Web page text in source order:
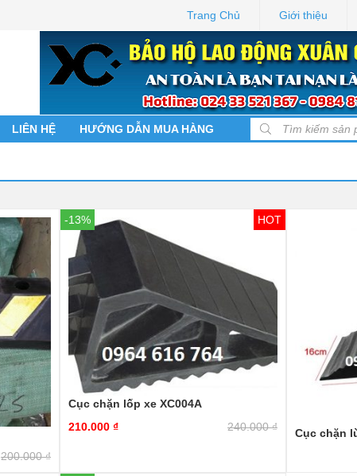
Trang Chủ Giới thiệu
LIÊN HỆ HƯỚNG DẪN MUA HÀNG Products search
200.000₫
-13%
Cục chặn lốp xe XC004A
240.000₫
210.000 ₫
Cục chặn